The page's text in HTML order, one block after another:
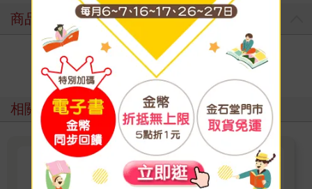
商品評價
寫評價
相關主題
超人氣情緒雲朵